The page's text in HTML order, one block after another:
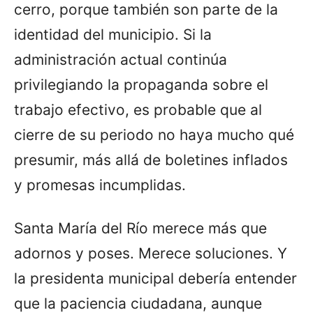
cerro, porque también son parte de la
identidad del municipio. Si la
administración actual continúa
privilegiando la propaganda sobre el
trabajo efectivo, es probable que al
cierre de su periodo no haya mucho qué
presumir, más allá de boletines inflados
y promesas incumplidas.
Santa María del Río merece más que
adornos y poses. Merece soluciones. Y
la presidenta municipal debería entender
que la paciencia ciudadana, aunque